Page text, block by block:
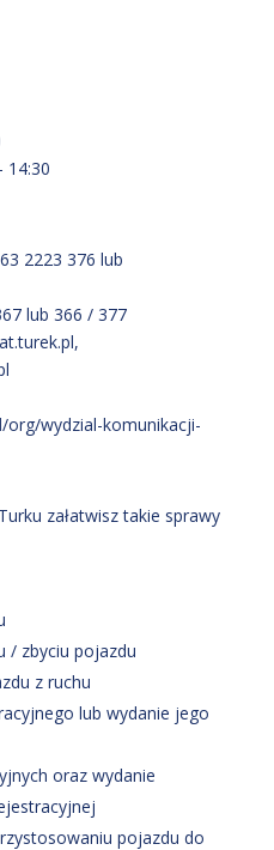
14:30
2223 376 lub
lub 366 / 377
wydzial-komunikacji-
załatwisz takie sprawy
/ zbyciu pojazdu
z ruchu
lub wydanie jego
oraz wydanie
pojazdu do